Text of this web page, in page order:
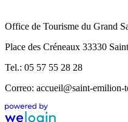
Office de Tourisme du Grand
Place des Créneaux 33330
Tel.: 05 57 55 28 28
Correo: accueil@saint-emilion-